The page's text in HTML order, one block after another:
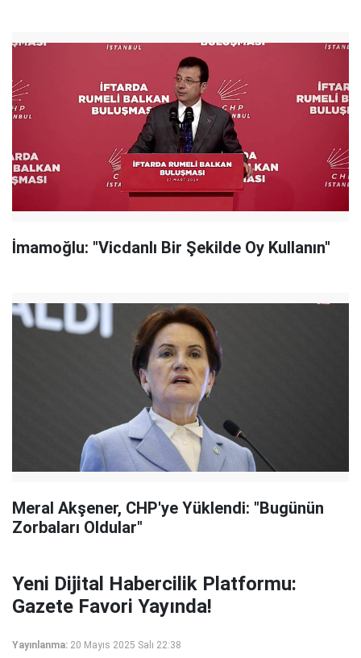
İmamoğlu: "Vicdanlı Bir Şekilde Oy Kullanın"
Meral Akşener, CHP'ye Yüklendi: "Bugünün
Zorbaları Oldular"
Yeni Dijital Habercilik Platformu:
Gazete Favori Yayında!
Yayınlanma: 20 Mayıs 2025 Salı 22:38